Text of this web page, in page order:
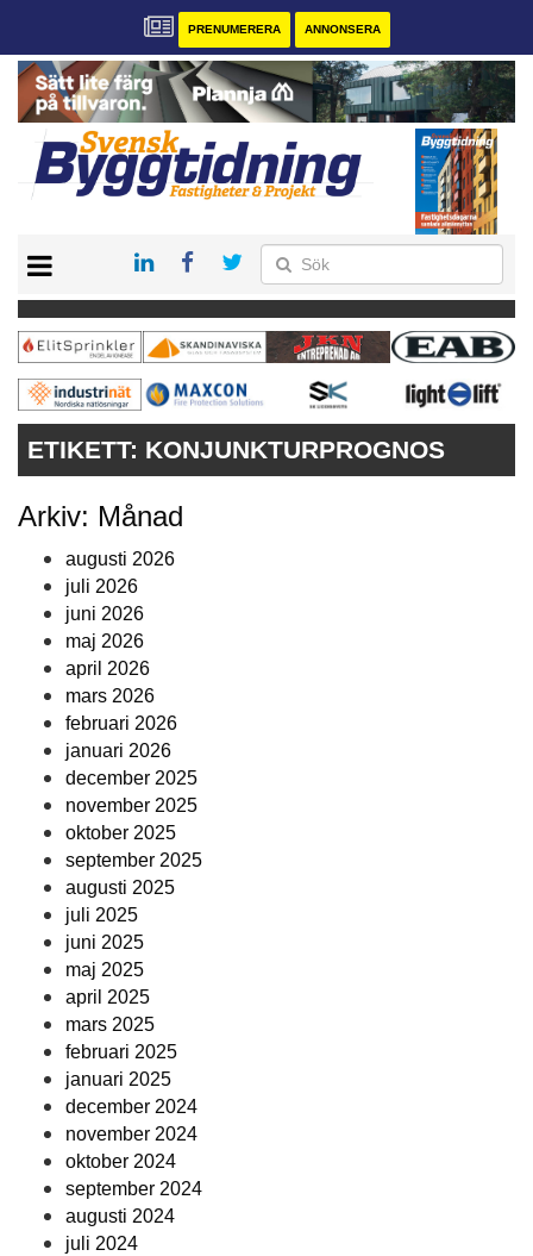
PRENUMERERA ANNONSERA
PRENUMERERA
VÅRA ANDRA MAGASIN
ANNONSERA
KONTAKT
ETIKETT: KONJUNKTURPROGNOS
Arkiv: Månad
augusti 2026
juli 2026
juni 2026
maj 2026
april 2026
mars 2026
februari 2026
januari 2026
december 2025
november 2025
oktober 2025
september 2025
augusti 2025
juli 2025
juni 2025
maj 2025
april 2025
mars 2025
februari 2025
januari 2025
december 2024
november 2024
oktober 2024
september 2024
augusti 2024
juli 2024